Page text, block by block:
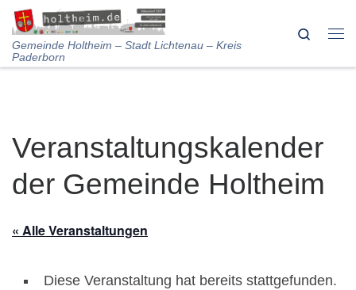
Skip to content
Gemeinde Holtheim – Stadt Lichtenau – Kreis
Paderborn
Search
Veranstaltungskalender
der Gemeinde Holtheim
« Alle Veranstaltungen
Diese Veranstaltung hat bereits stattgefunden.